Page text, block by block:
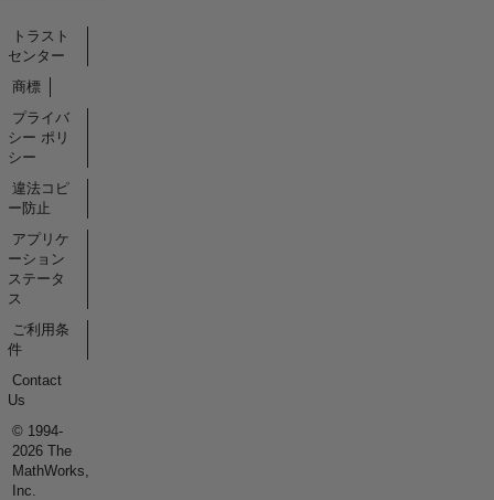
トラスト
センター
商標
プライバ
シー ポリ
シー
違法コピ
ー防止
アプリケ
ーション
ステータ
ス
ご利用条
件
Contact
Us
© 1994-
2026 The
MathWorks,
Inc.